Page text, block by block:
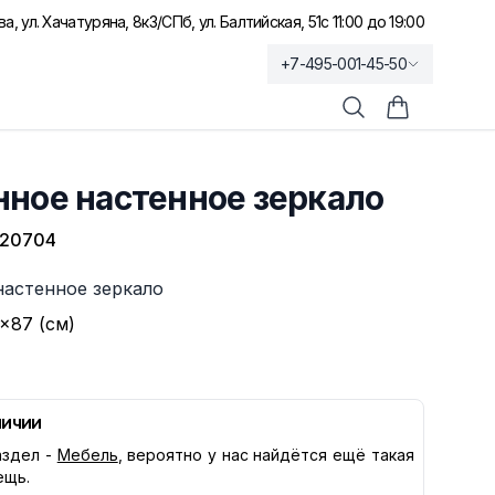
ул. Хачатуряна, 8к3/СПб, ул. Балтийская, 51с 11:00 до 19:00
+7-495-001-45-50
ПоискКорзина
настенное зеркало
зеркало
(см)
- Мебель , вероятно у нас найдётся ещё такая